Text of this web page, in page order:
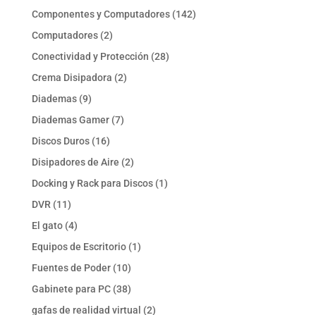
productos
Componentes y Computadores 142142
Computadores 22
productos
Conectividad y Protección 2828
Crema Disipadora 22
Diademas 99
productos
Diademas Gamer 77
Discos Duros 1616
productos
Disipadores de Aire 22
productos
Docking y Rack para Discos 11
DVR 1111
productos
El gato 44
productos
Equipos de Escritorio 11
Fuentes de Poder 1010
productos
Gabinete para PC 3838
productos
gafas de realidad virtual 22